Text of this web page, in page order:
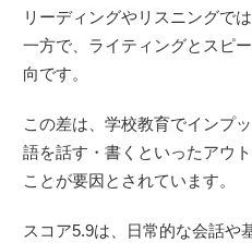
リーディングやリスニングで
一方で、ライティングとスピ
向です。
この差は、学校教育でインプ
語を話す・書くといったアウ
ことが要因とされています。
スコア5.9は、日常的な会話や